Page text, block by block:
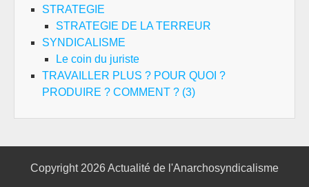
STRATEGIE
STRATEGIE DE LA TERREUR
SYNDICALISME
Le coin du juriste
TRAVAILLER PLUS ? POUR QUOI ?
PRODUIRE ? COMMENT ? (3)
Copyright 2026Actualité de l'Anarchosyndicalisme